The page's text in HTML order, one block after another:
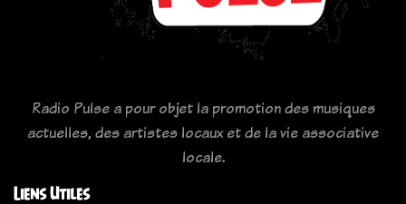
Radio Pulse a pour objet la promotion des musiques
actuelles, des artistes locaux et de la vie associative
locale.
Liens Utiles